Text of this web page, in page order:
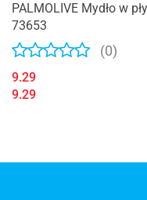
PALMOLIVE Mydło w
73653
(0)
9.29
9.29